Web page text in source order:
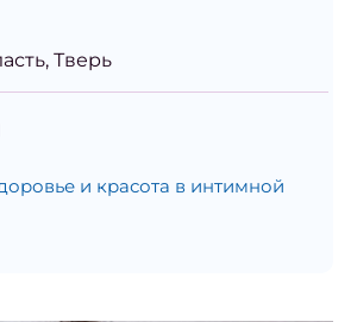
Тверь
и красота в интимной